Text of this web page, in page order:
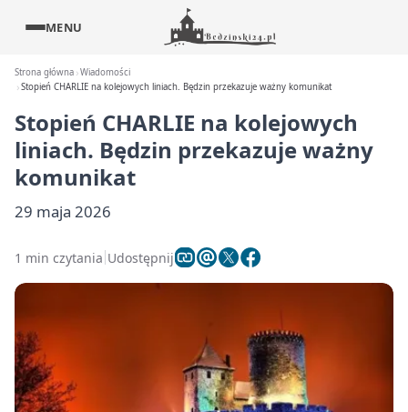
MENU
Strona główna Wiadomości
Stopień CHARLIE na kolejowych liniach. Będzin przekazuje ważny komunikat
Stopień CHARLIE na kolejowych
liniach. Będzin przekazuje ważny
komunikat
29 maja 2026
1 min czytania Udostępnij